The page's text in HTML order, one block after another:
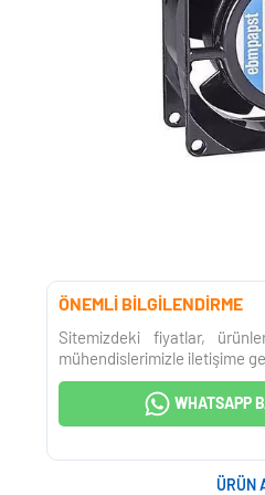
ÖNEMLİ BİLGİLENDİRME
Sitemizdeki fiyatlar,
mühendislerimizle iletişime
WHATSAPP
ÜRÜN